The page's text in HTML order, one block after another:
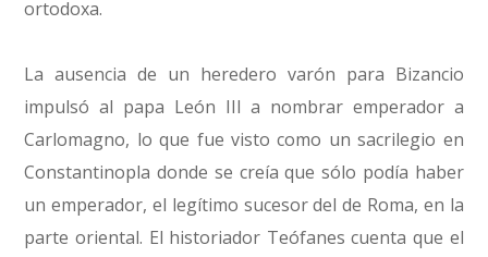
ortodoxa.
La ausencia de un heredero varón para Bizancio
impulsó al papa León III a nombrar emperador a
Carlomagno, lo que fue visto como un sacrilegio en
Constantinopla donde se creía que sólo podía haber
un emperador, el legítimo sucesor del de Roma, en la
parte oriental. El historiador Teófanes cuenta que el